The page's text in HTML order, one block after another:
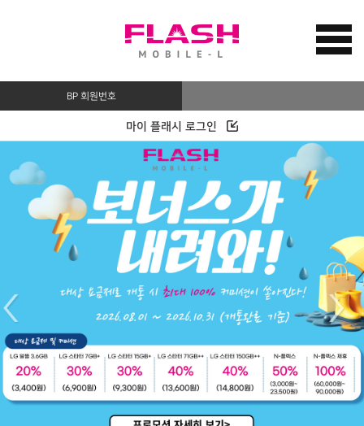
BP 회원번호
마이 플래시 로그인
>